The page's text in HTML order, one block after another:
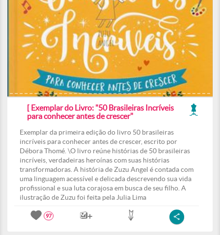
[ Exemplar do Livro: "50 Brasileiras Incríveis
para conhecer antes de crescer"
Exemplar da primeira edição do livro 50 brasileiras
incríveis para conhecer antes de crescer, escrito por
Débora Thomé. \O livro reúne histórias de 50 brasileiras
incríveis, verdadeiras heroínas com suas histórias
transformadoras. A história de Zuzu Angel é contada com
uma linguagem acessível e delicada descrevendo sua vida
profissional e sua luta corajosa em busca de seu filho. A
ilustração de Zuzu foi feita pela Julia Lima
97